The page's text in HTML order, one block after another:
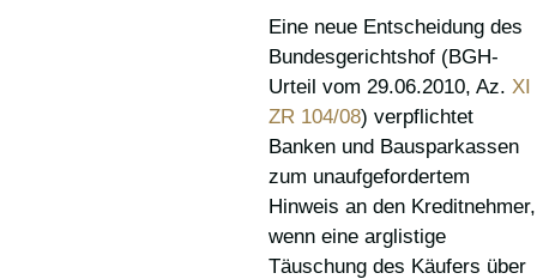
Eine neue Entscheidung des
Bundesgerichtshof (BGH-
Urteil vom 29.06.2010, Az. XI
ZR 104/08) verpflichtet
Banken und Bausparkassen
zum unaufgefordertem
Hinweis an den Kreditnehmer,
wenn eine arglistige
Täuschung des Käufers über